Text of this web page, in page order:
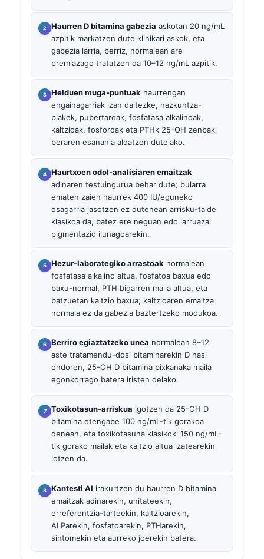
Haurren D bitamina gabezia askotan 20 ng/mL
azpitik markatzen dute klinikari askok, eta
gabezia larria, berriz, normalean are
premiazago tratatzen da 10–12 ng/mL azpitik.
Helduen muga-puntuak haurrengan
engainagarriak izan daitezke, hazkuntza-
plakek, pubertaroak, fosfatasa alkalinoak,
kaltzioak, fosforoak eta PTHk 25-OH zenbaki
beraren esanahia aldatzen dutelako.
Haurtxoen odol-analisiaren emaitzak
adinaren testuingurua behar dute; bularra
ematen zaien haurrek 400 IU/eguneko
osagarria jasotzen ez dutenean arrisku-talde
klasikoa da, batez ere neguan edo larruazal
pigmentazio ilunagoarekin.
Hezur-laborategiko arrastoak normalean
fosfatasa alkalino altua, fosfatoa baxua edo
baxu-normal, PTH bigarren maila altua, eta
batzuetan kaltzio baxua; kaltzioaren emaitza
normala ez da gabezia baztertzeko modukoa.
Berriro egiaztatzeko unea normalean 8–12
aste tratamendu-dosi bitaminarekin D hasi
ondoren, 25-OH D bitamina pixkanaka maila
egonkorrago batera iristen delako.
Toxikotasun-arriskua igotzen da 25-OH D
bitamina etengabe 100 ng/mL-tik gorakoa
denean, eta toxikotasuna klasikoki 150 ng/mL-
tik gorako mailak eta kaltzio altua izatearekin
lotzen da.
Kantesti AI irakurtzen du haurren D bitamina
emaitzak adinarekin, unitateekin,
erreferentzia-tarteekin, kaltzioarekin,
ALParekin, fosfatoarekin, PTHarekin,
sintomekin eta aurreko joerekin batera.